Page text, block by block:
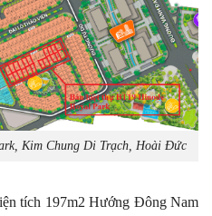
Kim Chung Di Trạch, Hoài Đức
tích 197m2 Hướng Đông Nam